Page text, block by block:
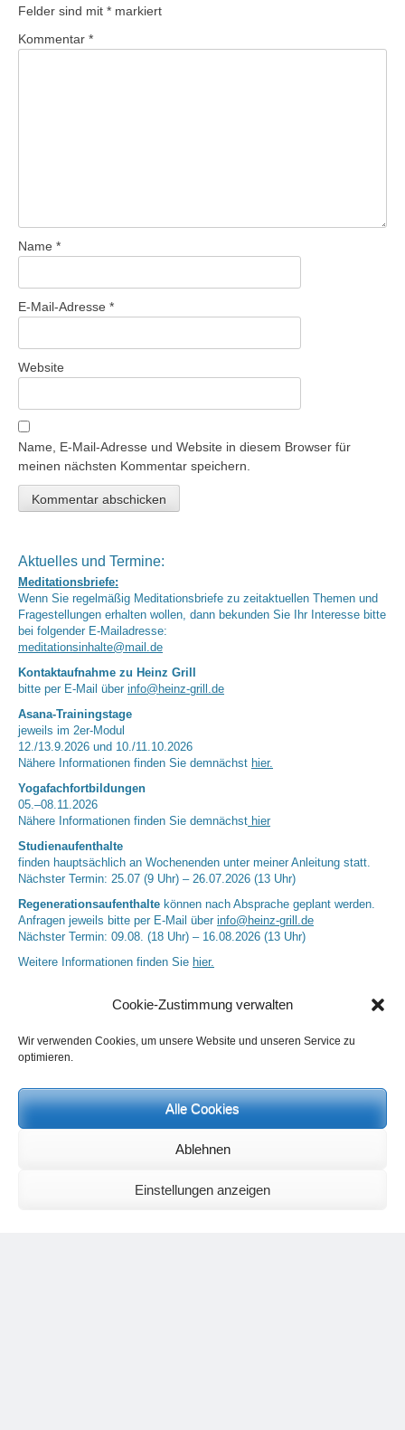
Cookie-Zustimmung verwalten
Wir verwenden Cookies, um unsere Website und unseren Service zu
optimieren.
Alle Cookies
Ablehnen
Einstellungen anzeigen
Felder sind mit * markiert
Kommentar *
Name *
E-Mail-Adresse *
Website
Name, E-Mail-Adresse und Website in diesem Browser für
meinen nächsten Kommentar speichern.
Aktuelles und Termine:
Meditationsbriefe:
Wenn Sie regelmäßig Meditationsbriefe zu zeitaktuellen Themen und
Fragestellungen erhalten wollen, dann bekunden Sie Ihr Interesse bitte
bei folgender E-Mailadresse:
meditationsinhalte@mail.de
Kontaktaufnahme zu Heinz Grill
bitte per E-Mail über info@heinz-grill.de
Asana-Trainingstage
jeweils im 2er-Modul
12./13.9.2026 und 10./11.10.2026
Nähere Informationen finden Sie demnächst hier.
Yogafachfortbildungen
05.–08.11.2026
Nähere Informationen finden Sie demnächst hier
Studienaufenthalte
finden hauptsächlich an Wochenenden unter meiner Anleitung statt.
Nächster Termin: 25.07 (9 Uhr) – 26.07.2026 (13 Uhr)
Regenerationsaufenthalte können nach Absprache geplant werden.
Anfragen jeweils bitte per E-Mail über info@heinz-grill.de
Nächster Termin: 09.08. (18 Uhr) – 16.08.2026 (13 Uhr)
Weitere Informationen finden Sie hier.
Neueste Kommentare
Spiritualität im Koffer – die Auflösung des